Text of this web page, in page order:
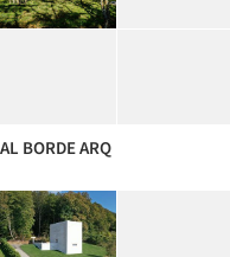
AL BORDE ARQ